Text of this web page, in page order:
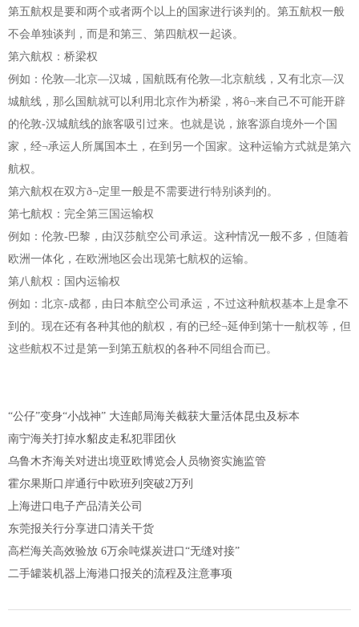
第五航权是要和两个或者两个以上的国家进行谈判的。第五航权一般
不会单独谈判，而是和第三、第四航权一起谈。
第六航权：桥梁权
例如：伦敦—北京—汉城，国航既有伦敦—北京航线，又有北京—汉
城航线，那么国航就可以利用北京作为桥梁，将ô¬来自己不可能开辟
的伦敦-汉城航线的旅客吸引过来。也就是说，旅客源自境外一个国
家，经¬承运人所属国本土，在到另一个国家。这种运输方式就是第六
航权。
第六航权在双方ð¬定里一般是不需要进行特别谈判的。
第七航权：完全第三国运输权
例如：伦敦-巴黎，由汉莎航空公司承运。这种情况一般不多，但随着
欧洲一体化，在欧洲地区会出现第七航权的运输。
第八航权：国内运输权
例如：北京-成都，由日本航空公司承运，不过这种航权基本上是拿不
到的。现在还有各种其他的航权，有的已经¬延伸到第十一航权等，但
这些航权不过是第一到第五航权的各种不同组合而已。
“公仔”变身“小战神” 大连邮局海关截获大量活体昆虫及标本
南宁海关打掉水貂皮走私犯罪团伙
乌鲁木齐海关对进出境亚欧博览会人员物资实施监管
霍尔果斯口岸通行中欧班列突破2万列
上海进口电子产品清关公司
东莞报关行分享进口清关干货
高栏海关高效验放 6万余吨煤炭进口“无缝对接”
二手罐装机器上海港口报关的流程及注意事项